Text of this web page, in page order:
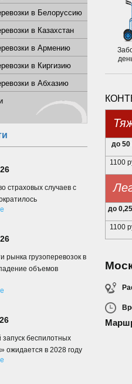
до 50
1100
до
1100
в Белоруссию
в Казахстан
в Армению
в Киргизию
в Абхазию
страховых случаев с
рынка грузоперевозок в
объемов
беспилотных
ожидается в 2028 году